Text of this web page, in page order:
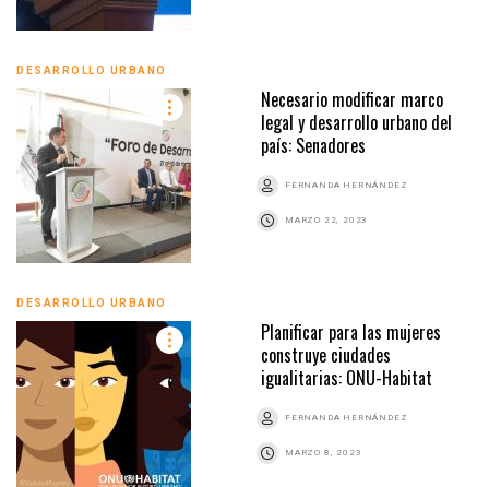
DESARROLLO URBANO
Necesario modificar marco
legal y desarrollo urbano del
país: Senadores
FERNANDA HERNÁNDEZ
MARZO 22, 2023
DESARROLLO URBANO
Planificar para las mujeres
construye ciudades
igualitarias: ONU-Habitat
FERNANDA HERNÁNDEZ
MARZO 8, 2023